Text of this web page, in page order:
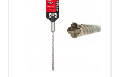
2
1
Chia sẻ nhận